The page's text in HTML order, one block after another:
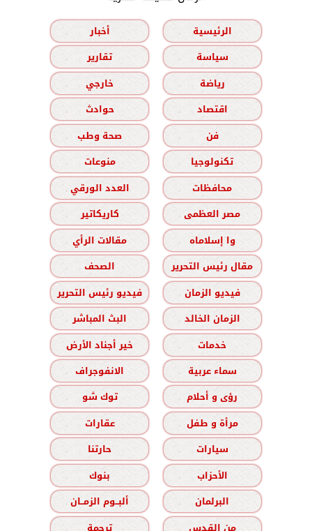
الرئيسية
أخبار
سياسة
تقارير
رياضة
خارجي
اقتصاد
حوادث
فن
صحة وطب
تكنولوجيا
منوعات
محافظات
العدد الورقي
مصر العظمى
كاريكاتير
وا إسلاماه
مقالات الرأي
مقال رئيس التحرير
الصحف
فيديو الزمان
فيديو رئيس التحرير
الزمان الخالد
البث المباشر
خدمات
خير أجناد الأرض
سماء عربية
الانفوجراف
رؤى و أحلام
توك شو
مرأة و طفل
عقارات
سيارات
حارتنا
الأحزاب
بنوك
البرلمان
ألبــوم الزمــان